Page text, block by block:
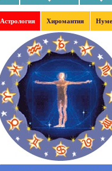
Астрология Хиромантия